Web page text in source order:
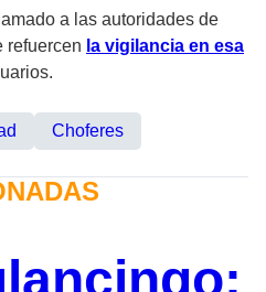
a las autoridades de
refuercen la vigilancia en esa
Choferes